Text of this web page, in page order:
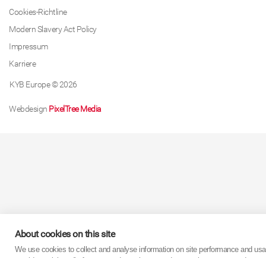
Cookies-Richtline
Modern Slavery Act Policy
Impressum
Karriere
KYB Europe © 2026
Webdesign PixelTree Media
About cookies on this site
We use cookies to collect and analyse information on site performance and